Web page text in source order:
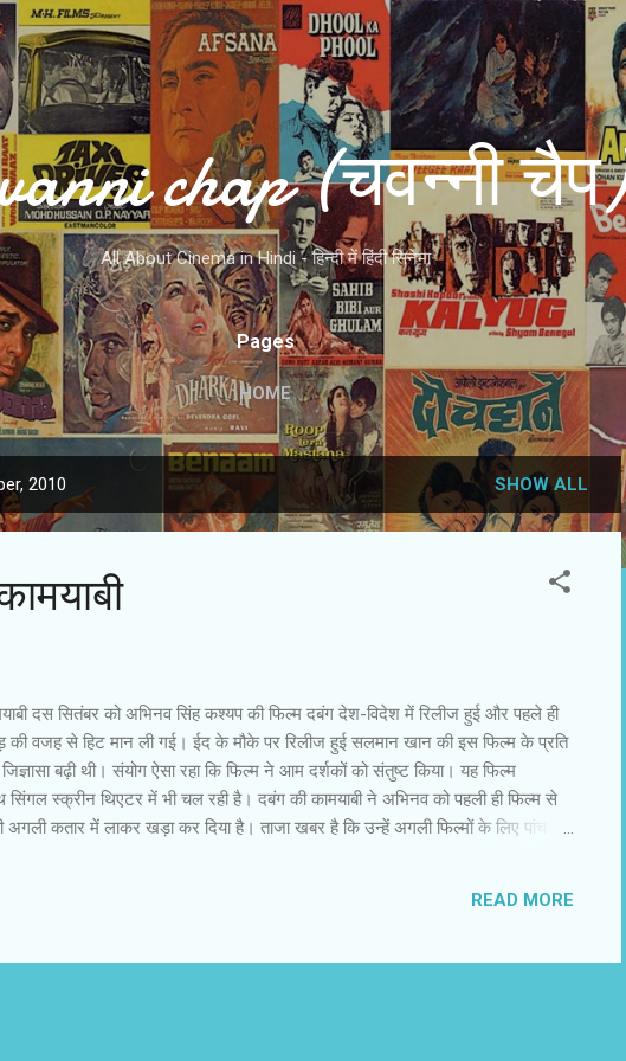
Skip to main content
chap (चवन्नी चैप)
All About Cinema in Hindi - हिन्दी में हिंदी सिनेमा
Pages
HOME
2010 SHOW ALL
दस सितंबर को अभिनव सिंह कश्यप की फिल्म दबंग देश-विदेश में रिलीज हुई और पहले ही
की वजह से हिट मान ली गई। ईद के मौके पर रिलीज हुई सलमान खान की इस फिल्म के प्रति
बढ़ी थी। संयोग ऐसा रहा कि फिल्म ने आम दर्शकों को संतुष्ट किया। यह फिल्म
स्क्रीन थिएटर में भी चल रही है। दबंग की कामयाबी ने अभिनव को पहली ही फिल्म से
कतार में लाकर खड़ा कर दिया है। ताजा खबर है कि उन्हें अगली फिल्मों के लिए पांच
सफलता की बाट जोह रहे हैं, लेकिन दूसरे स्तर पर उनकी कामयाबी भी कई फिल्मकारों के लिए
ठीक उन्हीं दिनों अनुराग की फिल्म दैट गर्ल इन येलो बूट्स वेनिस ...
READ MORE